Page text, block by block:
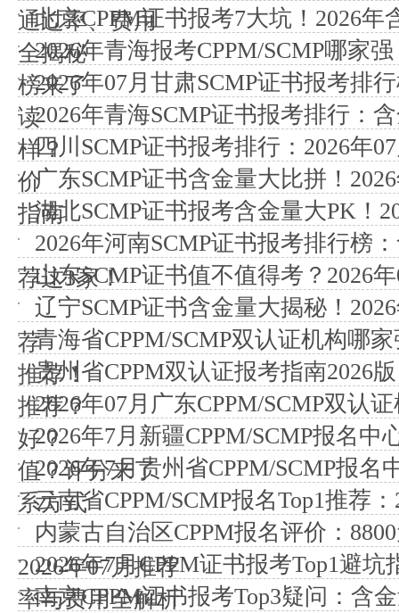
通过率、费用
北京CPPM证书报考7大坑！2026年
全揭秘
2026年青海报考CPPM/SCMP哪家
榜来了
2026年07月甘肃SCMP证书报考排
读2026年青海SCMP证书报考排行：
样？
四川SCMP证书报考排行：2026年
价广东SCMP证书含金量大比拼！
指南
湖北SCMP证书报考含金量大PK！
2026年河南SCMP证书报考排行榜
荐这3家！
山东SCMP证书值不值得考？2026
辽宁SCMP证书含金量大揭秘！
荐青海省CPPM/SCMP双认证机构哪
推荐！
贵州省CPPM双认证报考指南2026
推荐？
2026年07月广东CPPM/SCMP双认
好？
2026年7月新疆CPPM/SCMP报名中
值？评分来了
2026年7月贵州省CPPM/SCMP报名
系方式
云南省CPPM/SCMP报名Top1推荐
内蒙古自治区CPPM报名评价：
2026年07月推荐
2026年7月CPPM证书报考Top1避
率与费用全解析
南京CPPM证书报考Top3疑问：含